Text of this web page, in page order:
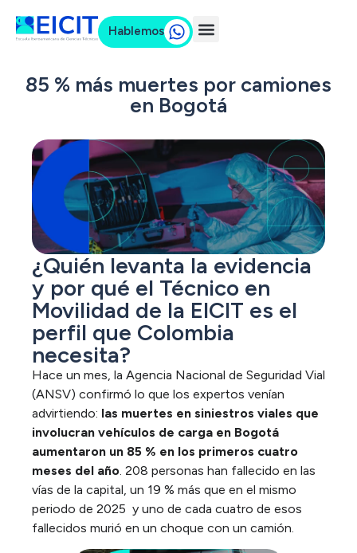
Hablemos
85 % más muertes por camiones
en Bogotá
¿Quién levanta la evidencia
y por qué el Técnico en
Movilidad de la EICIT es el
perfil que Colombia
necesita?
Hace un mes, la Agencia Nacional de Seguridad Vial
(ANSV) confirmó lo que los expertos venían
advirtiendo: las muertes en siniestros viales que
involucran vehículos de carga en Bogotá
aumentaron un 85 % en los primeros cuatro
meses del año. 208 personas han fallecido en las
vías de la capital, un 19 % más que en el mismo
periodo de 2025 y uno de cada cuatro de esos
fallecidos murió en un choque con un camión.